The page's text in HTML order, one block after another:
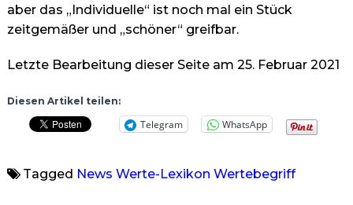
aber das „Individuelle“ ist noch mal ein Stück
zeitgemäßer und „schöner“ greifbar.
Letzte Bearbeitung dieser Seite am 25. Februar 2021
Diesen Artikel teilen:
Telegram WhatsApp
Tagged News Werte-Lexikon Wertebegriff